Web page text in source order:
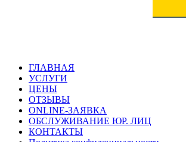
ГЛАВНАЯ
УСЛУГИ
ЦЕНЫ
ОТЗЫВЫ
ONLINE-ЗАЯВКА
ОБСЛУЖИВАНИЕ ЮР. ЛИЦ
КОНТАКТЫ